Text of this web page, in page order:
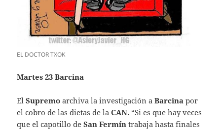
EL DOCTOR TXOK
Martes 23 Barcina
ElSupremo archiva la investigación aBarcina por
el cobro de las dietas de laCAN. “Si es que hay veces
que el capotillo deSan Fermín trabaja hasta finales